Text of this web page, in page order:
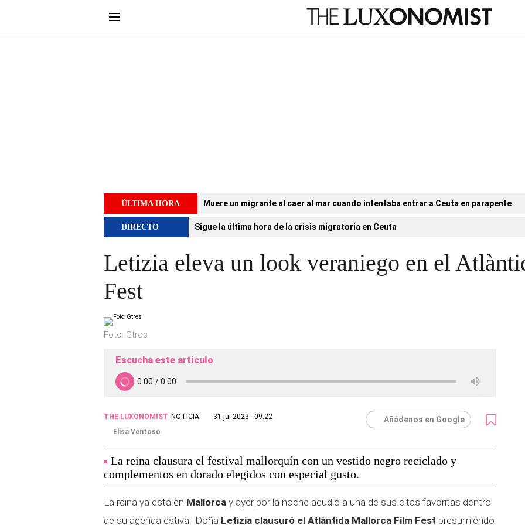
ÚLTIMA HORA Muere un migrante al caer al mar cuando intentaba entrar a Ceuta en parapente
DIRECTO Sigue la última hora de la crisis migratoria en Ceuta
Letizia eleva un look veraniego en el
Fest
Foto: Gtres
Escucha este artículo
THE LUXONOMIST NOTICIA
31 jul 2023 - 09:22
Elisa Ventoso
Añádenos en Google
La reina clausura el festival mallorquín con un vestido negro reciclado y
complementos en dorado elegidos con especial gusto.
La reina ya está en Mallorca y ayer por la noche acudió a una de sus citas favoritas dentro
de su agenda estival. Doña Letizia clausuró el Atlàntida Mallorca Film Fest presumiendo